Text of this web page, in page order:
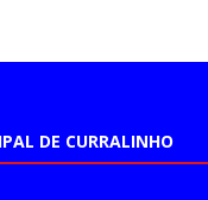
DE CURRALINHO